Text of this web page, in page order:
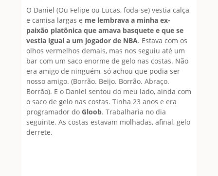
O Daniel (Ou Felipe ou Lucas, foda-se) vestia calça
e camisa largas e me lembrava a minha ex-
paixão platônica que amava basquete e que se
vestia igual a um jogador de NBA. Estava com os
olhos vermelhos demais, mas nos seguiu até um
bar com um saco enorme de gelo nas costas. Não
era amigo de ninguém, só achou que podia ser
nosso amigo. (Borrão. Beijo. Borrão. Abraço.
Borrão). E o Daniel sentou do meu lado, ainda com
o saco de gelo nas costas. Tinha 23 anos e era
programador do Gloob. Trabalharia no dia
seguinte. As costas estavam molhadas, afinal, gelo
derrete.